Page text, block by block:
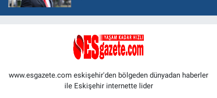
www.esgazete.com eskişehir'den bölgeden dünyadan haberler
ile Eskişehir internette lider